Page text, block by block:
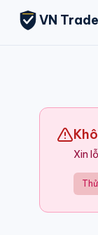
VN
Xin